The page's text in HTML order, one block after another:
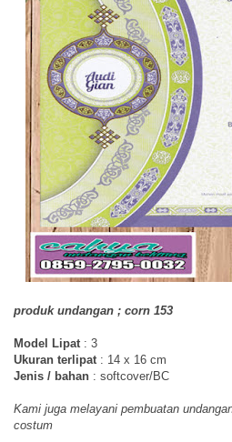
produk undangan ; corn 153
Model Lipat : 3
Ukuran terlipat : 14 x 16 cm
Jenis / bahan : softcover/BC
Kami juga melayani pembuatan
costum